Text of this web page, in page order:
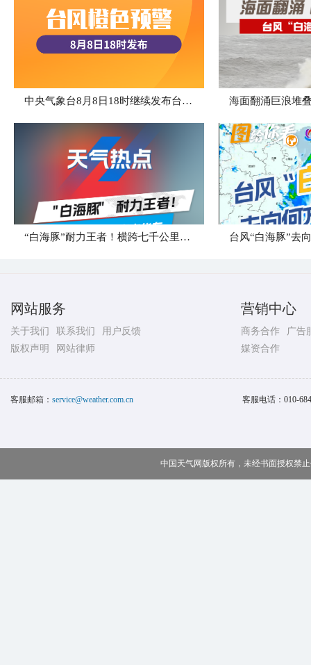
中央气象台8月8日18时继续发布台风橙色预警 海面翻涌巨浪堆
“白海豚”耐力王者！横跨七千公里直奔华东 台风“白海豚”去
网站服务
关于我们 联系我们
用户反馈
版权声明
网站律师
营销中心
商务合作
广告
媒资合作
客服邮箱： service@weather.com.cn 客服电话： 010-
中国天气网版权所有，未经书面授权